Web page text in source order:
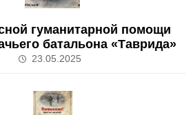
гуманитарной помощи
батальона «Таврида»
23.05.2025